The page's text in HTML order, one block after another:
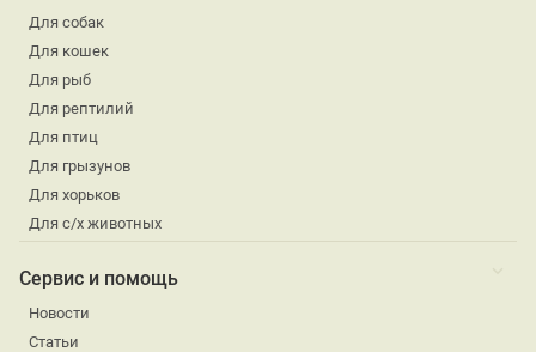
Для собак
Для кошек
Для рыб
Для рептилий
Для птиц
Для грызунов
Для хорьков
Для с/х животных
Сервис и помощь
Новости
Статьи